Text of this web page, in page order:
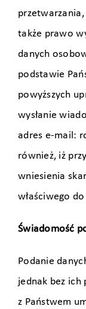
także prawo
danych
podstawie
powyższych
wysłanie
adres e-mail:
również, iż
wniesienia
właściwego
Świadomość
Podanie
jednak bez ich
z Państwem